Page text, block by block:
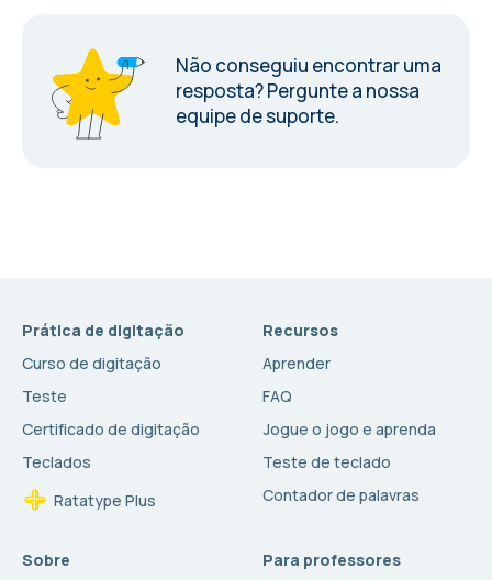
Não conseguiu encontrar uma
resposta?Pergunte a nossa
equipe de suporte.
Prática de digitação
Curso de digitação
Teste
Certificado de digitação
Teclados
Ratatype Plus
Recursos
Aprender
FAQ
Jogue o jogo e aprenda
Teste de teclado
Contador de palavras
Sobre Para professores